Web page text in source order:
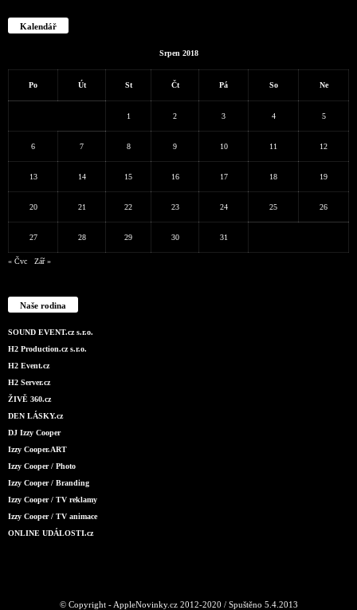
Kalendář
Srpen 2018
Po Út St Čt Pá So Ne
1 2 3 4 5
6 7 8 9 10 11 12
13 14 15 16 17 18 19
20 21 22 23 24 25 26
27 28 29 30 31
« Čvc Zář »
Naše rodina
SOUND EVENT.cz s.r.o.
H2 Production.cz s.r.o.
H2 Event.cz
H2 Server.cz
ŽIVĚ 360.cz
DEN LÁSKY.cz
DJ Izzy Cooper
Izzy Cooper.ART
Izzy Cooper / Photo
Izzy Cooper / Branding
Izzy Cooper / TV reklamy
Izzy Cooper / TV animace
ONLINE UDÁLOSTI.cz
© Copyright - AppleNovinky.cz 2012-2020 / Spuštěno 5.4.2013